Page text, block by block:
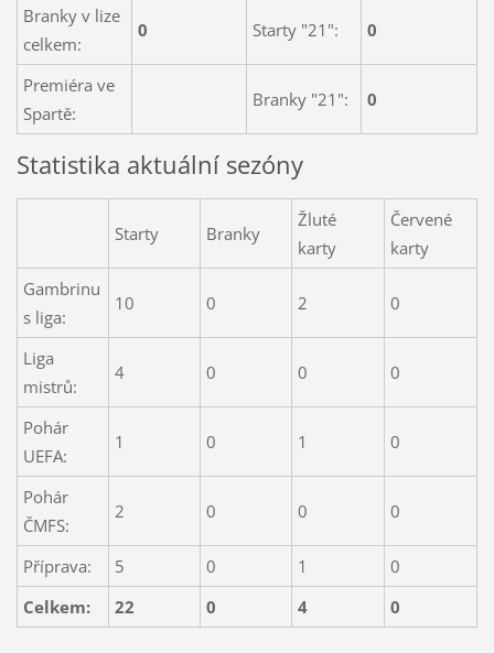
Branky v lize
celkem:
0 Starty "21": 0
Premiéra ve
Spartě:
Branky "21": 0
Statistika aktuální sezóny
Starty Branky
Žluté
karty
Červené
karty
Gambrinu
s liga:
10 0 2 0
Liga
mistrů:
4 0 0 0
Pohár
UEFA:
1 0 1 0
Pohár
ČMFS:
2 0 0 0
Příprava: 5 0 1
0
Celkem:
22 0 4 0